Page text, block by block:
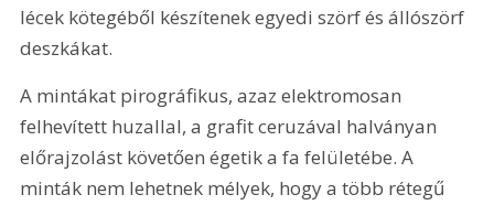
lécek kötegéből készítenek egyedi szörf és állószörf
deszkákat.
A mintákat pirográfikus, azaz elektromosan
felhevített huzallal, a grafit ceruzával halványan
előrajzolást követően égetik a fa felületébe. A
minták nem lehetnek mélyek, hogy a több rétegű